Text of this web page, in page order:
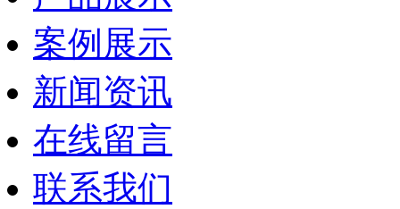
案例展示
新闻资讯
在线留言
联系我们